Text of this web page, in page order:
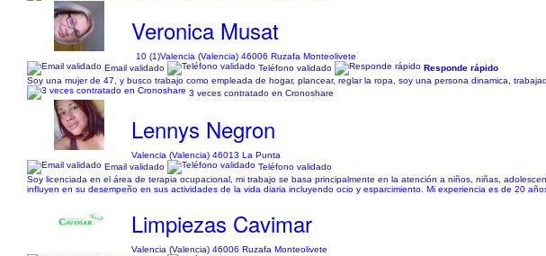
Veronica Musat
10 (1)Valencia (Valencia) 46006 Ruzafa Monteolivete
Email validado
Teléfono validado
Responde rápido
Soy una mujer de 47, y busco trabajo como empleada de hogar, plancear, reglar la ropa, soy una persona dinamica,
3 veces contratado en Cronoshare
Lennys Negron
Valencia (Valencia) 46013 La Punta
Email validado
Teléfono validado
Soy licenciada en el área de terapia ocupacional, mi trabajo se basa principalmente en la atención a niños, niñas,
influyen en su desempeño en sus actividades de la vida diaria incluyendo ocio y esparcimiento. Mi experiencia es de 20
Limpiezas Cavimar
Valencia (Valencia) 46006 Ruzafa Monteolivete